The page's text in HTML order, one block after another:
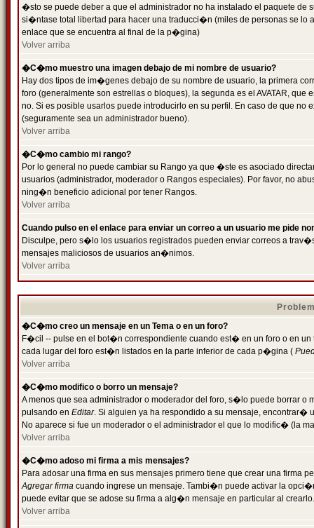
�sto se puede deber a que el administrador no ha instalado el paquete
si�ntase total libertad para hacer una traducci�n (miles de personas se
enlace que se encuentra al final de la p�gina)
Volver arriba
�C�mo muestro una imagen debajo de mi nombre de usuario?
Hay dos tipos de im�genes debajo de su nombre de usuario, la primera
foro (generalmente son estrellas o bloques), la segunda es el AVATAR,
no. Si es posible usarlos puede introducirlo en su perfil. En caso de que
(seguramente sea un administrador bueno).
Volver arriba
�C�mo cambio mi rango?
Por lo general no puede cambiar su Rango ya que �ste es asociado
usuarios (administrador, moderador o Rangos especiales). Por favor, no
ning�n beneficio adicional por tener Rangos.
Volver arriba
Cuando pulso en el enlace para enviar un correo a un usuario me pide
Disculpe, pero s�lo los usuarios registrados pueden enviar correos a
mensajes maliciosos de usuarios an�nimos.
Volver arriba
�C�mo creo un mensaje en un Tema o en un foro?
F�cil -- pulse en el bot�n correspondiente cuando est� en un foro o en
cada lugar del foro est�n listados en la parte inferior de cada p�gina (
Volver arriba
�C�mo modifico o borro un mensaje?
A menos que sea administrador o moderador del foro, s�lo puede borrar o
pulsando en Editar. Si alguien ya ha respondido a su mensaje, encontrar�
No aparece si fue un moderador o el administrador el que lo modific� (la
Volver arriba
�C�mo adoso mi firma a mis mensajes?
Para adosar una firma en sus mensajes primero tiene que crear una firma
Agregar firma cuando ingrese un mensaje. Tambi�n puede activar la
puede evitar que se adose su firma a alg�n mensaje en particular al crearlo.
Volver arriba